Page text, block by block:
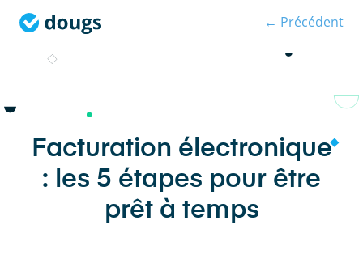
← Précédent
Facturation électronique
: les 5 étapes pour être
prêt à temps